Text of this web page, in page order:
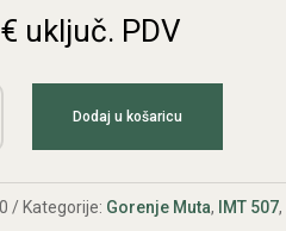
€ uključ. PDV
Dodaj u košaricu
Kategorije: Gorenje Muta, IMT 507,